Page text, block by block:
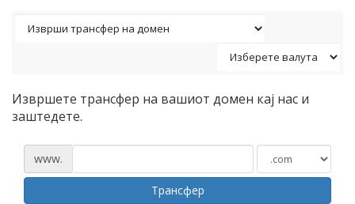
Извршете трансфер на вашиот домен кај нас и
заштедете.
www.
Трансфер